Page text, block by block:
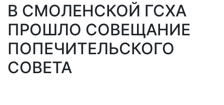
В СМОЛЕНСКОЙ ГСХА
ПРОШЛО СОВЕЩАНИЕ
ПОПЕЧИТЕЛЬСКОГО
СОВЕТА